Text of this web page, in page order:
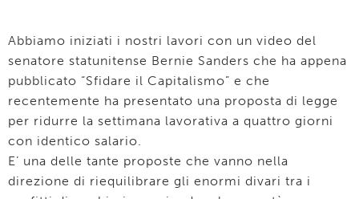
Abbiamo iniziati i nostri lavori con un video del
senatore statunitense Bernie Sanders che ha appena
pubblicato “Sfidare il Capitalismo” e che
recentemente ha presentato una proposta di legge
per ridurre la settimana lavorativa a quattro giorni
con identico salario.
E’ una delle tante proposte che vanno nella
direzione di riequilibrare gli enormi divari tra i